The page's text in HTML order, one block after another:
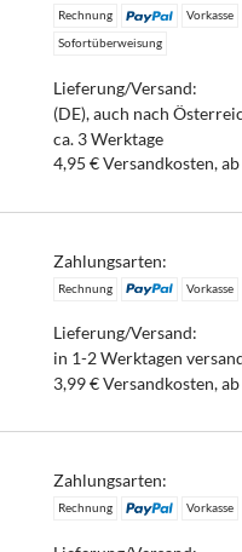
Rechnung Vorkasse
Sofortüberweisung
Lieferung/Versand:
(DE), auch nach
ca. 3 Werktage
4,95 € Versandkosten,
Zahlungsarten:
Rechnung Vorkasse
Lieferung/Versand:
in 1-2 Werktagen
3,99 € Versandkosten,
Zahlungsarten:
Rechnung Vorkasse